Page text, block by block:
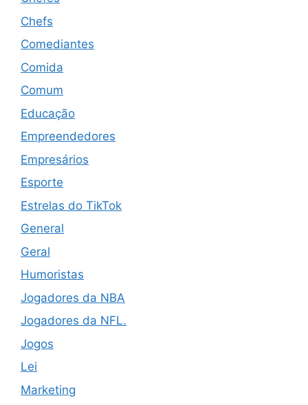
Chefs
Comediantes
Comida
Comum
Educação
Empreendedores
Empresários
Esporte
Estrelas do TikTok
General
Geral
Humoristas
Jogadores da NBA
Jogadores da NFL.
Jogos
Lei
Marketing